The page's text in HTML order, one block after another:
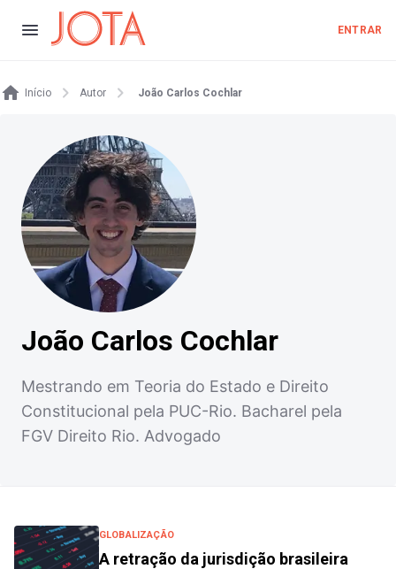
ENTRAR
Início Autor João Carlos Cochlar
João Carlos Cochlar
Mestrando em Teoria do Estado e Direito
Constitucional pela PUC-Rio. Bacharel pela
FGV Direito Rio. Advogado
GLOBALIZAÇÃO
A retração da jurisdição brasileira